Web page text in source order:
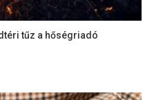
tűz a hőségriadó